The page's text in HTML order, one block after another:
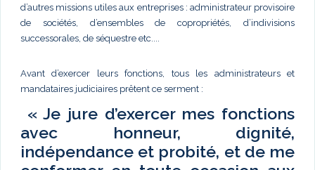
d’autres missions utiles aux entreprises : administrateur provisoire
de sociétés, d’ensembles de copropriétés, d’indivisions
successorales, de séquestre etc....
Avant d’exercer leurs fonctions, tous les administrateurs et
mandataires judiciaires prêtent ce serment :
« Je jure d’exercer mes fonctions
avec honneur, dignité,
indépendance et probité, et de me